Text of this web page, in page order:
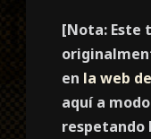
[Nota: Este
en la web
aquí a
respetando